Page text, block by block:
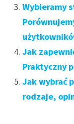
Wybieramy
Jak
Praktyczny
Jak wybrać
rodzaje,